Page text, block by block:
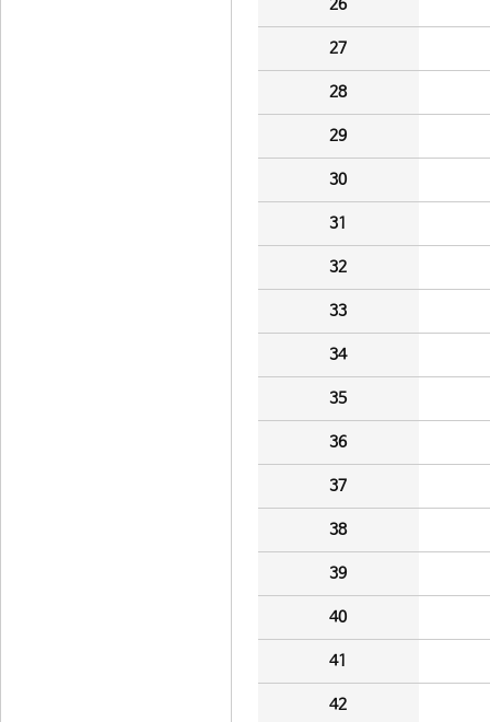
26
27
28
29
30
31
32
33
34
35
36
37
38
39
40
41
42